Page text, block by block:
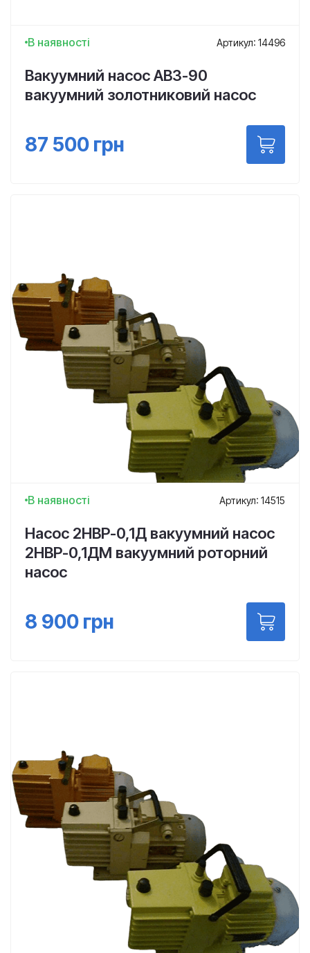
В наявності Артикул: 14496
Вакуумний насос АВЗ-90
вакуумний золотниковий насос
87 500 грн
В наявності Артикул: 14515
Насос 2НВР-0,1Д вакуумний насос
2НВР-0,1ДМ вакуумний роторний
насос
8 900 грн